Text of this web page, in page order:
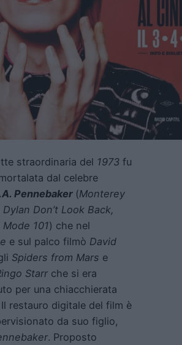
straordinaria del 1973 fu
dal celebre
Pennebaker (Monterey
Don’t Look Back,
101) che nel
e sul palco filmò David
Spiders from Mars e
Starrche si era
per una chiacchierata
restauro digitale del film è
da suo figlio,
. Proposto